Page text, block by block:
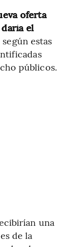
oferta
el
según estas
públicos.
una
de la